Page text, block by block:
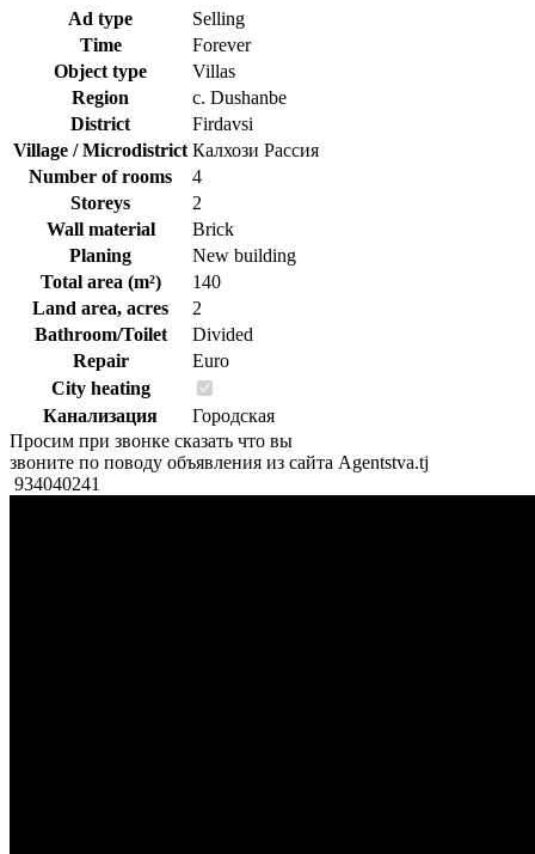
Ad type
Selling
Time
Forever
Object type
Villas
Region
c. Dushanbe
District
Firdavsi
Village / Microdistrict Калхози Рассия
Number of rooms
4
Storeys
2
Wall material
Brick
Planing
New building
Total area (m²)
140
Land area, acres
2
Bathroom/Toilet
Divided
Repair
Euro
City heating
Канализация
Городская
Просим при звонке сказать что вы
звоните по поводу объявления из сайта Agentstva.tj
934040241